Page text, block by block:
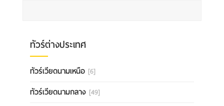
ทัวร์ต่างประเทศ
ทัวร์เวียดนามเหนือ [6]
ทัวร์เวียดนามกลาง [49]